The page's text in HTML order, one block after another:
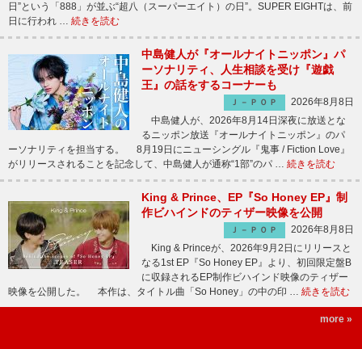
日”という「888」が並ぶ“超八（スーパーエイト）の日”。SUPER EIGHTは、前
日に行われ … 続きを読む
中島健人が『オールナイトニッポン』パ
ーソナリティ、人生相談を受け『遊戯
王』の話をするコーナーも
Ｊ－ＰＯＰ
2026年8月8日
中島健人が、2026年8月14日深夜に放送とな
るニッポン放送『オールナイトニッポン』のパ
ーソナリティを担当する。 8月19日にニューシングル『鬼事 / Fiction Love』
がリリースされることを記念して、中島健人が通称“1部”のパ … 続きを読む
King & Prince、EP『So Honey EP』制
作ビハインドのティザー映像を公開
Ｊ－ＰＯＰ
2026年8月8日
King & Princeが、2026年9月2日にリリースと
なる1st EP『So Honey EP』より、初回限定盤B
に収録されるEP制作ビハインド映像のティザー
映像を公開した。 本作は、タイトル曲「So Honey」の中の印 … 続きを読む
more »